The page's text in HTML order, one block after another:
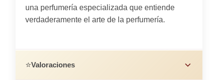
una perfumería especializada que entiende
verdaderamente el arte de la perfumería.
⭐Valoraciones